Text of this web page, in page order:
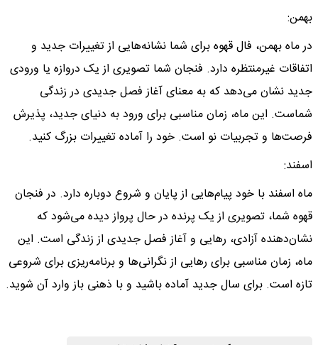
بهمن:
در ماه بهمن، فال قهوه برای شما نشانه‌هایی از تغییرات جدید و
اتفاقات غیرمنتظره دارد. فنجان شما تصویری از یک دروازه یا ورودی
جدید نشان می‌دهد که به معنای آغاز فصل جدیدی در زندگی
شماست. این ماه، زمان مناسبی برای ورود به دنیای جدید، پذیرش
فرصت‌ها و تجربیات نو است. خود را آماده تغییرات بزرگ کنید.
اسفند:
ماه اسفند با خود پیام‌هایی از پایان و شروع دوباره دارد. در فنجان
قهوه شما، تصویری از یک پرنده در حال پرواز دیده می‌شود که
نشان‌دهنده آزادی، رهایی و آغاز فصل جدیدی از زندگی است. این
ماه، زمان مناسبی برای رهایی از نگرانی‌ها و برنامه‌ریزی برای شروعی
تازه است. برای سال جدید آماده باشید و با ذهنی باز وارد آن شوید.